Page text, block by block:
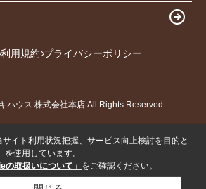
利用規約 プライバシーポリシー
ハウス 株式会社本店 All Rights Reserved.
イト利用状況把握、サービス向上検討を目的と
使用しています。
の取扱いについて」 をご確認ください。